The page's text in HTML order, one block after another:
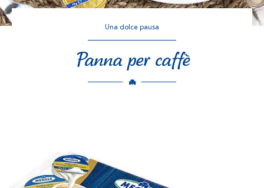
Una dolce pausa
Panna per caffè